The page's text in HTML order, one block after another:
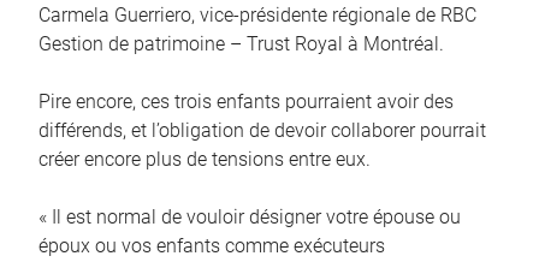
Carmela Guerriero, vice-présidente régionale de RBC
Gestion de patrimoine – Trust Royal à Montréal.
Pire encore, ces trois enfants pourraient avoir des
différends, et l’obligation de devoir collaborer pourrait
créer encore plus de tensions entre eux.
« Il est normal de vouloir désigner votre épouse ou
époux ou vos enfants comme exécuteurs